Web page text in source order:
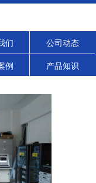
们 公司动态
例 产品知识